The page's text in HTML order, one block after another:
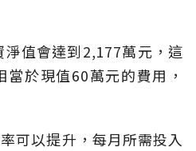
值會達到2,177萬元，這
於現值60萬元的費用，
可以提升，每月所需投入